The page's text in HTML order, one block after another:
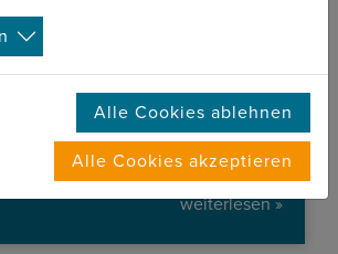
im Hotelstandard
und großzügige Zimmer,
WC und TV ausgestattet sind.
weiterlesen »
Alle Cookies ablehnen
Alle Cookies akzeptieren